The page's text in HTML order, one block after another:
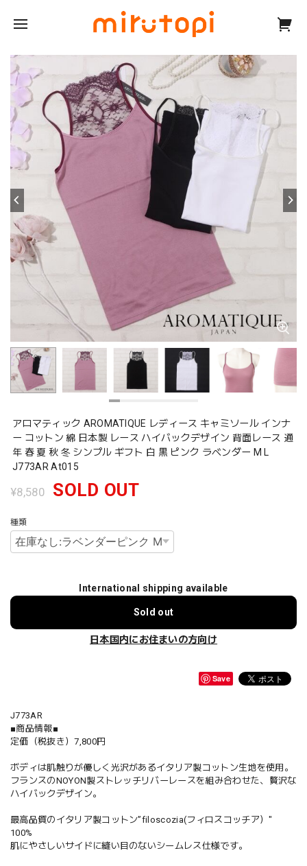
アロマティック AROMATIQUE レディース キャミソール インナ
ー コットン 綿 日本製 レース ハイバックデザイン 背面レース 通
年 春 夏 秋 冬 シンプル ギフト 白 黒 ピンク ラベンダー M L
J773AR At015
¥8,580 SOLD OUT
種類
International shipping available
Sold out
日本国内にお住まいの方向け
Save
J773AR
■商品情報■
定価（税抜き）7,800円
ボディは肌触りが優しく光沢があるイタリア製コットン生地を使用。
フランスのNOYON製ストレッチリバーレースを組み合わせた、贅沢な
ハイバックデザイン。
最高品質のイタリア製コットン”filoscozia(フィロスコッチア）"
100%
肌にやさしいサイドに縫い目のないシームレス仕様です。